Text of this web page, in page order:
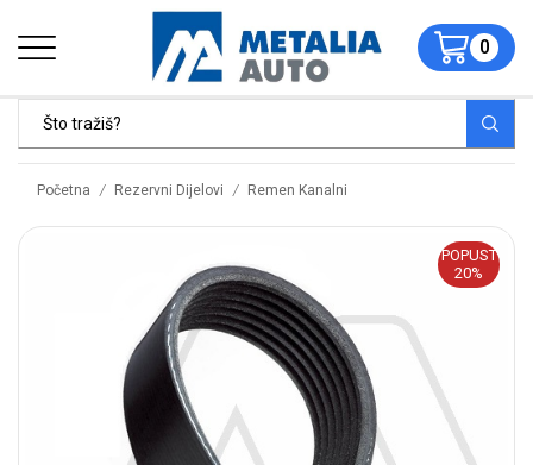
0
Početna / Rezervni Dijelovi / Remen Kanalni
POPUST
20%